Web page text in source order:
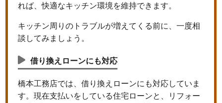
れば、快適なキッチン環境を維持できます。
キッチン周りのトラブルが増えてくる前に、一度相
談してみましょう。
借り換えローンにも対応
橋本工務店では、借り換えローンにも対応していま
す。現在支払いをしている住宅ローンと、リフォー